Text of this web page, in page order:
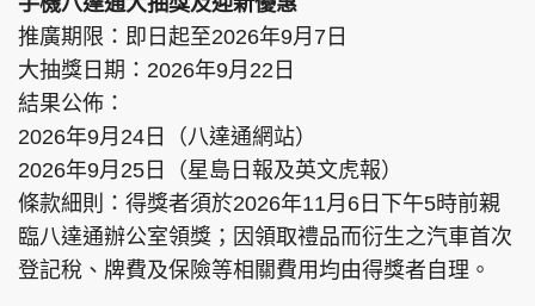
推廣期限：即日起至2026年9月7日
大抽獎日期：2026年9月22日
結果公佈：
2026年9月24日（八達通網站）
2026年9月25日（星島日報及英文虎報）
條款細則：得獎者須於2026年11月6日下午5時前親
臨八達通辦公室領獎；因領取禮品而衍生之汽車首次
登記稅、牌費及保險等相關費用均由得獎者自理。